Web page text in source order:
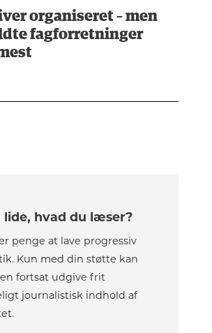
organiseret – men
fagforretninger
lide, hvad du læser?
penge at lave progressiv
Kun med din støtte kan
fortsat udgive frit
journalistisk indhold af